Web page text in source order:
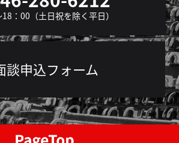
：00（土日祝を除く平日）
談申込フォーム